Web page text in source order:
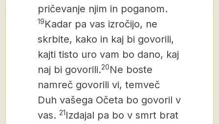
pričevanje njim in poganom.
19Kadar pa vas izročijo, ne
skrbite, kako in kaj bi govorili,
kajti tisto uro vam bo dano, kaj
naj bi govorili.20Ne boste
namreč govorili vi, temveč
Duh vašega Očeta bo govoril v
vas. 21Izdajal pa bo v smrt brat